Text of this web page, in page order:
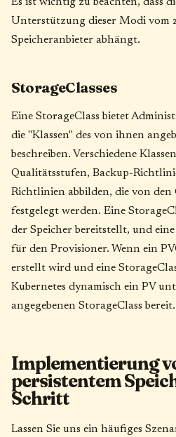
Unterstützung dieser Modi vom
Speicheranbieter abhängt.
StorageClasses
Eine StorageClass bietet
die "Klassen" des von ihnen
beschreiben. Verschiedene
Qualitätsstufen, Backup-
Richtlinien abbilden, die von
festgelegt werden. Eine
der Speicher bereitstellt, und
für den Provisioner. Wenn ein
erstellt wird und eine
Kubernetes dynamisch ein PV
angegebenen StorageClass bereit.
Implementierung
persistentem
Schritt
Lassen Sie uns ein häufiges